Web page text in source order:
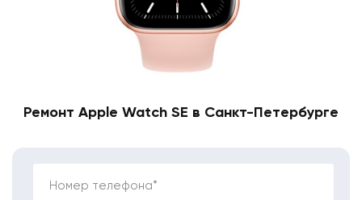
Ремонт Apple Watch SE в Санкт-Петербурге
Номер телефона*